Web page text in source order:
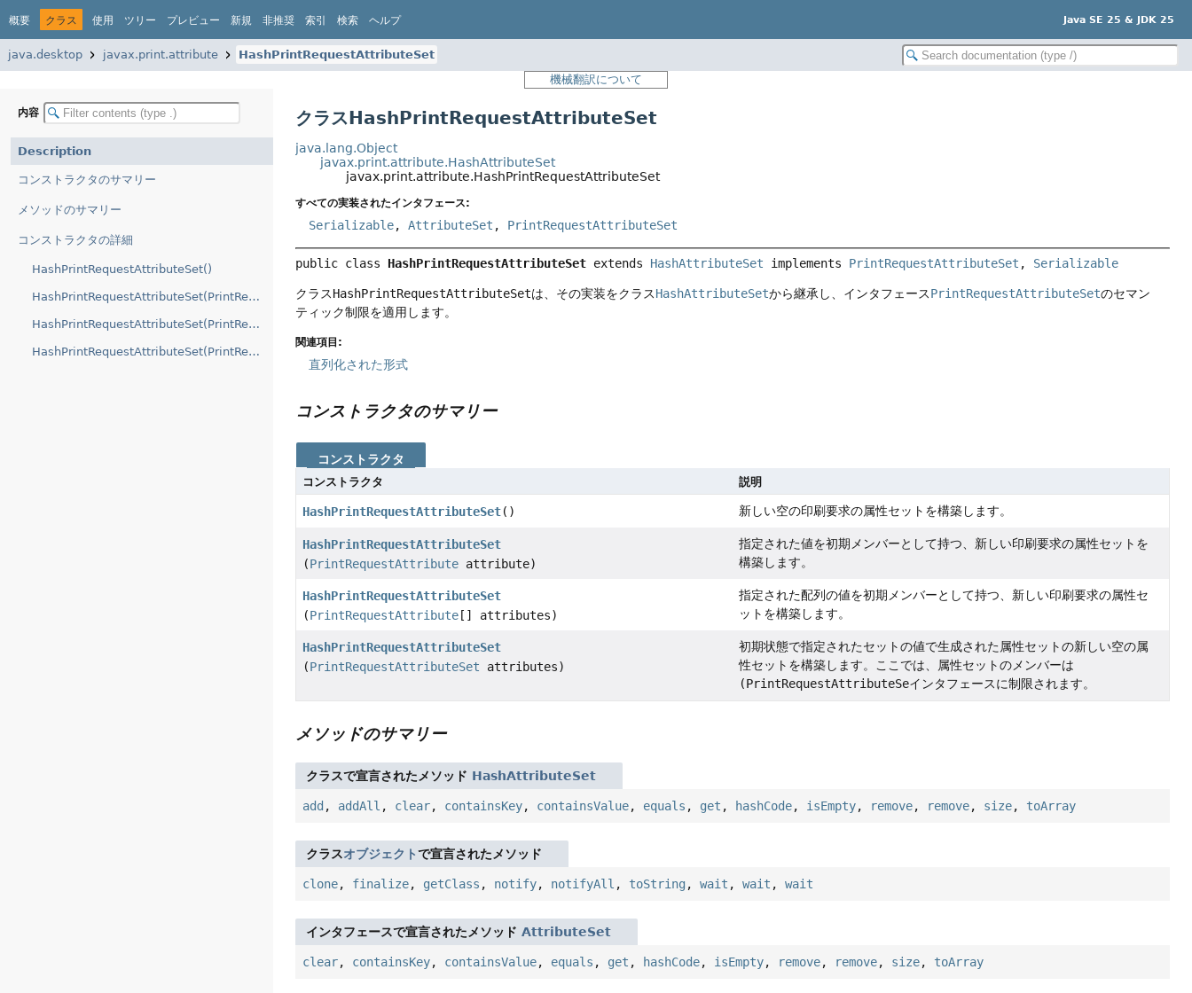
概要 クラス 使用 ツリー プレビュー 新規 非推奨 索引 検索 ヘルプ Java SE 25 & JDK 25
java.desktop javax.print.attribute
HashPrintRequestAttributeSet
機械翻訳について
内容
Description
コンストラクタのサマリー
メソッドのサマリー
コンストラクタの詳細
HashPrintRequestAttributeSet()
HashPrintRequestAttributeSet(PrintRequestAttribute)
HashPrintRequestAttributeSet(PrintRequestAttribute[])
HashPrintRequestAttributeSet(PrintRequestAttributeSet)
クラスHashPrintRequestAttributeSet
java.lang.Object
javax.print.attribute.HashAttributeSet
javax.print.attribute.HashPrintRequestAttributeSet
すべての実装されたインタフェース:
Serializable,AttributeSet , PrintRequestAttributeSet
public class HashPrintRequestAttributeSet extends HashAttributeSet implements PrintRequestAttributeSet , Serializable
クラスHashPrintRequestAttributeSetは、その実装をクラスHashAttributeSetから継承し、インタフェースPrintRequestAttributeSetのセマン
ティック制限を適用します。
関連項目:
直列化された形式
コンストラクタのサマリー
コンストラクタ
コンストラクタ 説明
HashPrintRequestAttributeSet() 新しい空の印刷要求の属性セットを構築します。
HashPrintRequestAttributeSet
(PrintRequestAttribute attribute)
指定された値を初期メンバーとして持つ、新しい印刷要求の属性セットを
構築します。
HashPrintRequestAttributeSet
(PrintRequestAttribute [] attributes)
指定された配列の値を初期メンバーとして持つ、新しい印刷要求の属性セ
ットを構築します。
HashPrintRequestAttributeSet
(PrintRequestAttributeSet attributes)
初期状態で指定されたセットの値で生成された属性セットの新しい空の属
性セットを構築します。ここでは、属性セットのメンバーは
(PrintRequestAttributeSeインタフェースに制限されます。
メソッドのサマリー
クラスで宣言されたメソッド HashAttributeSet
add , addAll , clear, containsKey, containsValue, equals , get , hashCode, isEmpty, remove, remove, size, toArray
クラスオブジェクトで宣言されたメソッド
clone, finalize, getClass , notify, notifyAll , toString ,wait ,wait ,wait
インタフェースで宣言されたメソッドAttributeSet
clear, containsKey, containsValue, equals , get , hashCode, isEmpty, remove, remove, size, toArray